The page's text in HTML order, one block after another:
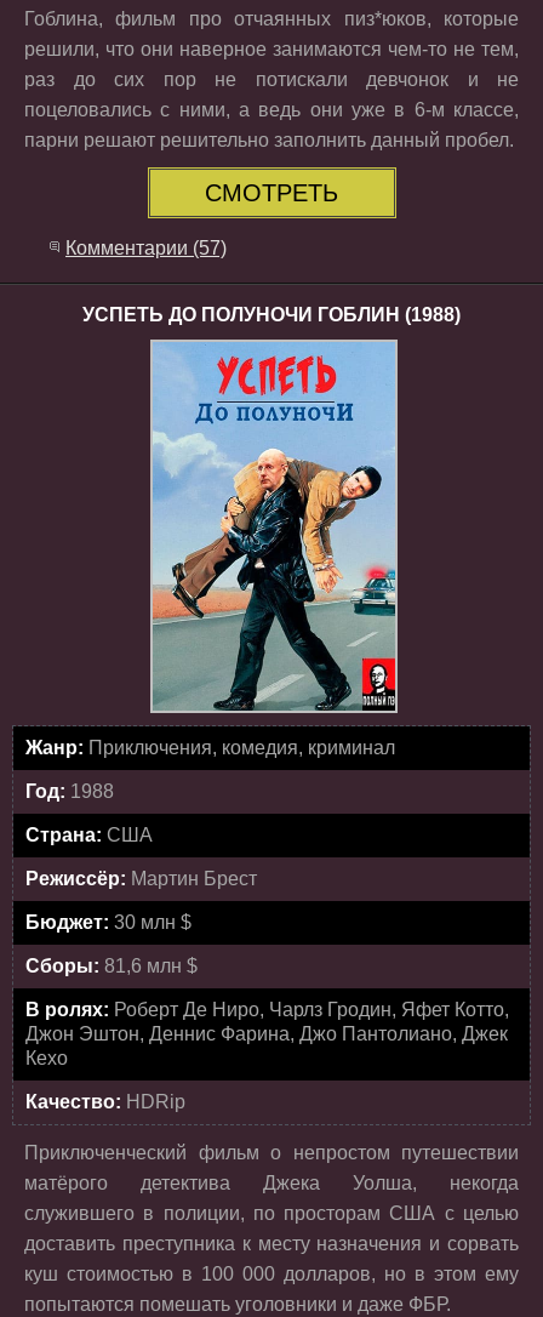
Гоблина, фильм про отчаянных пиз*юков, которые
решили, что они наверное занимаются чем-то не тем,
раз до сих пор не потискали девчонок и не
поцеловались с ними, а ведь они уже в 6-м классе,
парни решают решительно заполнить данный пробел.
СМОТРЕТЬ
Комментарии (57)
УСПЕТЬ ДО ПОЛУНОЧИ ГОБЛИН (1988)
Жанр: Приключения, комедия, криминал
Год: 1988
Страна: США
Режиссёр: Мартин Брест
Бюджет: 30 млн $
Сборы: 81,6 млн $
В ролях: Роберт Де Ниро, Чарлз Гродин, Яфет Котто,
Джон Эштон, Деннис Фарина, Джо Пантолиано, Джек
Кехо
Качество: HDRip
Приключенческий фильм о непростом путешествии
матёрого детектива Джека Уолша, некогда
служившего в полиции, по просторам США с целью
доставить преступника к месту назначения и сорвать
куш стоимостью в 100 000 долларов, но в этом ему
попытаются помешать уголовники и даже ФБР.